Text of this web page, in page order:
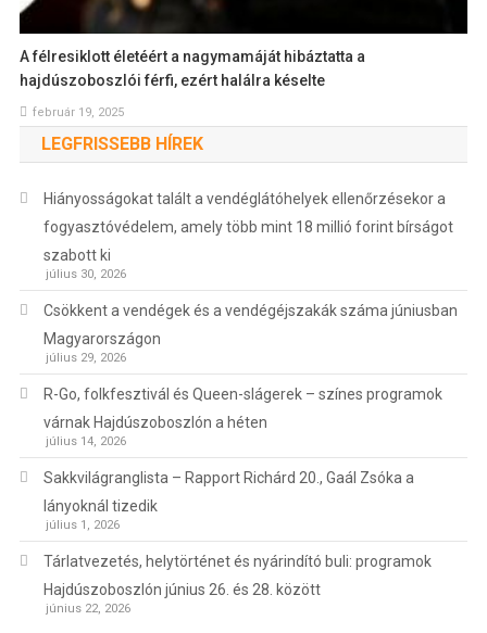
A félresiklott életéért a nagymamáját hibáztatta a
hajdúszoboszlói férfi, ezért halálra késelte
február 19, 2025
LEGFRISSEBB HÍREK
Hiányosságokat talált a vendéglátóhelyek ellenőrzésekor a
fogyasztóvédelem, amely több mint 18 millió forint bírságot
szabott ki
július 30, 2026
Csökkent a vendégek és a vendégéjszakák száma júniusban
Magyarországon
július 29, 2026
R-Go, folkfesztivál és Queen-slágerek – színes programok
várnak Hajdúszoboszlón a héten
július 14, 2026
Sakkvilágranglista – Rapport Richárd 20., Gaál Zsóka a
lányoknál tizedik
július 1, 2026
Tárlatvezetés, helytörténet és nyárindító buli: programok
Hajdúszoboszlón június 26. és 28. között
június 22, 2026